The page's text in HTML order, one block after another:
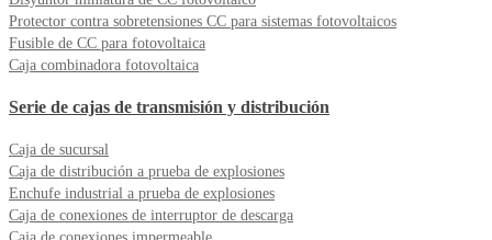
Protector contra sobretensiones CC para sistemas fotovoltaicos
Fusible de CC para fotovoltaica
Caja combinadora fotovoltaica
Serie de cajas de transmisión y distribución
Caja de sucursal
Caja de distribución a prueba de explosiones
Enchufe industrial a prueba de explosiones
Caja de conexiones de interruptor de descarga